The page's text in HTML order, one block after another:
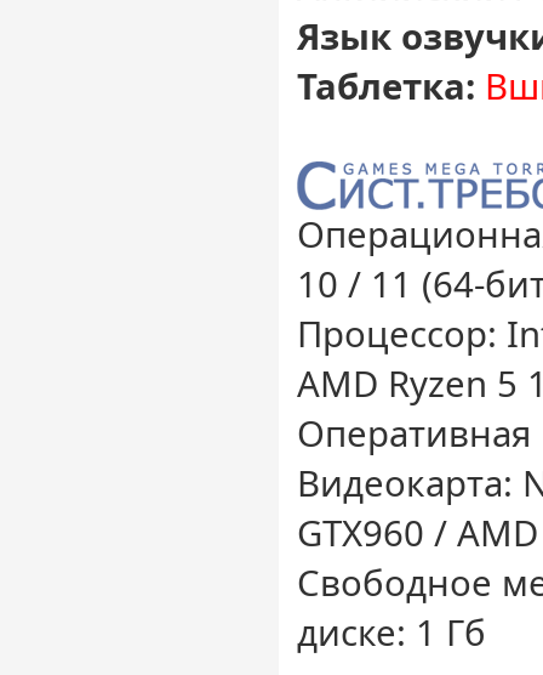
Язык
Таблетка:
10 / 11 (64-
Процессор:
AMD Ryzen 5
Оперативная
Видеокарта:
GTX960 /
Свободное
диске: 1 Гб